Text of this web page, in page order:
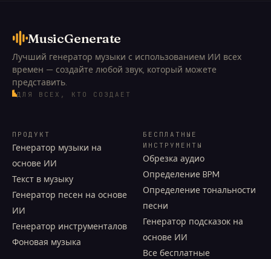
MusicGenerate
Лучший генератор музыки с использованием ИИ всех
времен — создайте любой звук, который можете
представить.
ДЛЯ ВСЕХ, КТО СОЗДАЕТ
ПРОДУКТ
Генератор музыки на
основе ИИ
Текст в музыку
Генератор песен на основе
ИИ
Генератор инструменталов
Фоновая музыка
БЕСПЛАТНЫЕ
ИНСТРУМЕНТЫ
Обрезка аудио
Определение BPM
Определение тональности
песни
Генератор подсказок на
основе ИИ
Все бесплатные